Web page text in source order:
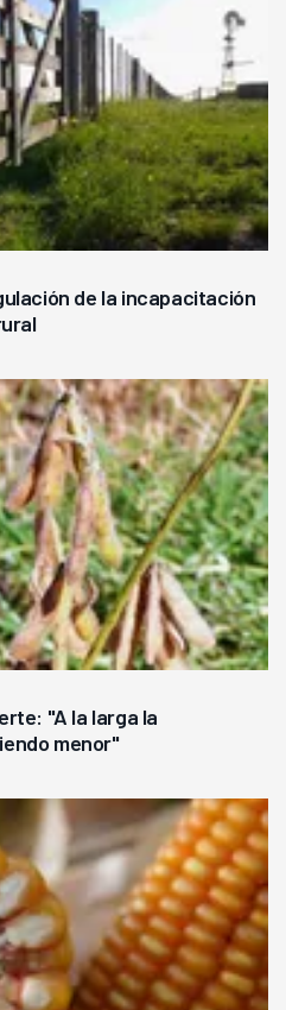
de la incapacitación
"A la larga la
menor"